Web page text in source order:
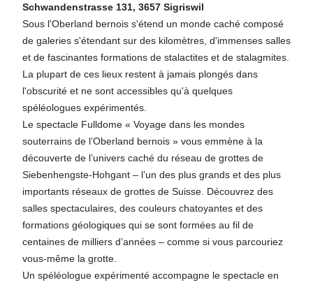
Schwandenstrasse 131, 3657 Sigriswil
Sous l'Oberland bernois s'étend un monde caché composé
de galeries s'étendant sur des kilomètres, d'immenses salles
et de fascinantes formations de stalactites et de stalagmites.
La plupart de ces lieux restent à jamais plongés dans
l'obscurité et ne sont accessibles qu'à quelques
spéléologues expérimentés.
Le spectacle Fulldome « Voyage dans les mondes
souterrains de l’Oberland bernois » vous emmène à la
découverte de l’univers caché du réseau de grottes de
Siebenhengste-Hohgant – l’un des plus grands et des plus
importants réseaux de grottes de Suisse. Découvrez des
salles spectaculaires, des couleurs chatoyantes et des
formations géologiques qui se sont formées au fil de
centaines de milliers d’années – comme si vous parcouriez
vous-même la grotte.
Un spéléologue expérimenté accompagne le spectacle en